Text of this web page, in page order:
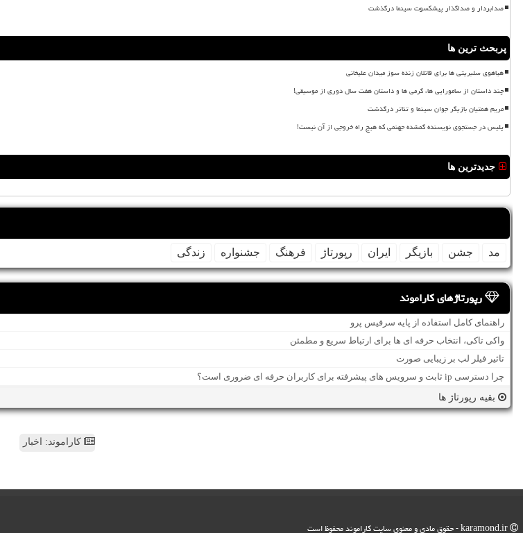
صدابردار و صداگذار پیشکسوت سینما درگذشت
پربحث ترین ها
هیاهوی سلبریتی ها برای قاتلان زنده سوز میدان علیخانی
چند داستان از سامورایی ها، گرمی ها و داستان هفت سال دوری از موسیقی!
مریم همتیان بازیگر جوان سینما و تئاتر درگذشت
پلیس در جستجوی نویسنده گمشده جهنمی که هیچ راه خروجی از آن نیست!
جدیدترین ها
مد جشن بازیگر ایران رپورتاژ فرهنگ جشنواره زندگی
رپورتاژهای کاراموند
راهنمای کامل استفاده از پایه سرفیس پرو
واکی تاکی، انتخاب حرفه ای ها برای ارتباط سریع و مطمئن
تاثیر فیلر لب بر زیبایی صورت
چرا دسترسی ip ثابت و سرویس های پیشرفته برای کاربران حرفه ای ضروری است؟
بقیه رپورتاژ ها
کاراموند: اخبار